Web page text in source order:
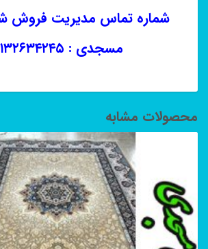
شماره تماس مدیریت
مسجدی : ۰۹۱۳۲۶۳۴۲۴۵
محصولات مشابه